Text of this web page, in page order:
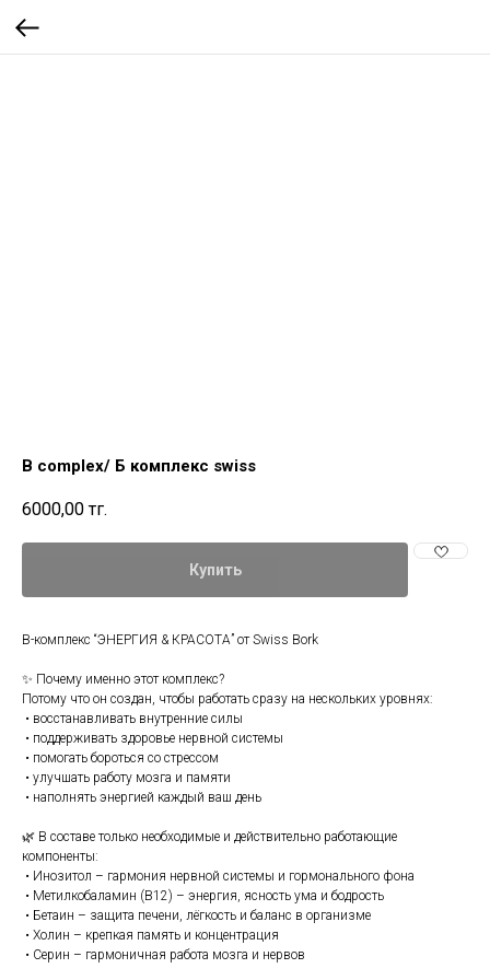
B complex/ Б комплекс swiss
6000,00 тг.
Купить
В-комплекс “ЭНЕРГИЯ & КРАСОТА” от Swiss Bork
✨ Почему именно этот комплекс?
Потому что он создан, чтобы работать сразу на нескольких уровнях:
• восстанавливать внутренние силы
• поддерживать здоровье нервной системы
• помогать бороться со стрессом
• улучшать работу мозга и памяти
• наполнять энергией каждый ваш день
🌿 В составе только необходимые и действительно работающие
компоненты:
• Инозитол – гармония нервной системы и гормонального фона
• Метилкобаламин (B12) – энергия, ясность ума и бодрость
• Бетаин – защита печени, лёгкость и баланс в организме
• Холин – крепкая память и концентрация
• Серин – гармоничная работа мозга и нервов